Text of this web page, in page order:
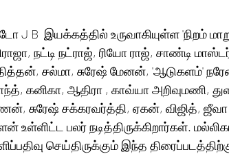
J B  இயக்கத்தில் உருவாகியுள்ள 'நிறம்
நட்டி நட்ராஜ், ரியோ ராஜ், சாண்டி
சல்மா, சுரேஷ் மேனன், 'ஆடுகளம்'
கனிகா, ஆதிரா , காவ்யா அறிவுமணி,
சுரேஷ் சக்கரவர்த்தி, ஏகன், விஜித், ஜீவா
உள்ளிட்ட பலர் நடித்திருக்கிறார்கள்.
செய்திருக்கும் இந்த